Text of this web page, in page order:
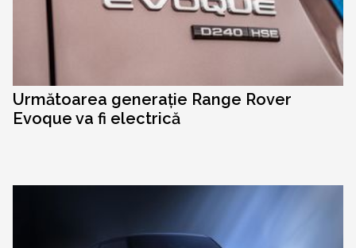
Următoarea generație Range Rover
Evoque va fi electrică